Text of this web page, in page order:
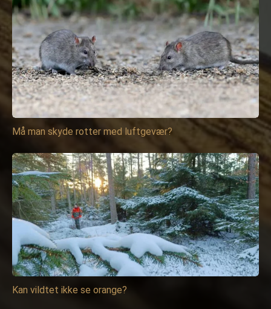
Må man skyde rotter med luftgevær?
Kan vildtet ikke se orange?